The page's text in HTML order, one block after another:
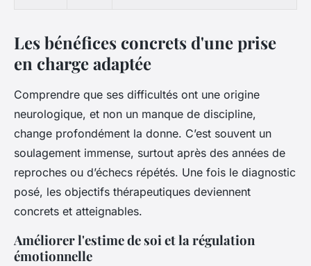
Les bénéfices concrets d'une prise
en charge adaptée
Comprendre que ses difficultés ont une origine
neurologique, et non un manque de discipline,
change profondément la donne. C’est souvent un
soulagement immense, surtout après des années de
reproches ou d’échecs répétés. Une fois le diagnostic
posé, les objectifs thérapeutiques deviennent
concrets et atteignables.
Améliorer l'estime de soi et la régulation
émotionnelle